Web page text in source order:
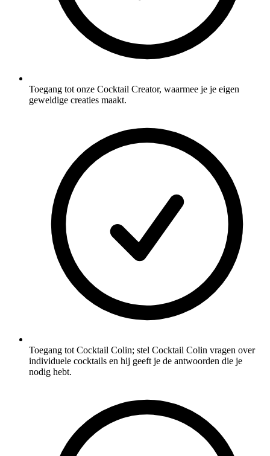
Toegang tot onze Cocktail Creator, waarmee je je eigen
geweldige creaties maakt.
Toegang tot Cocktail Colin; stel Cocktail Colin vragen over
individuele cocktails en hij geeft je de antwoorden die je
nodig hebt.